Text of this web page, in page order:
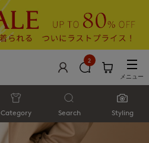
2
メニュー
Category Search Styling